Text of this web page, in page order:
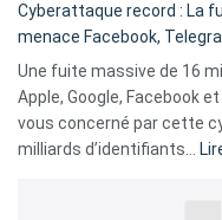
Cyberattaque record : La
menace Facebook,
Une fuite massive de 16
Apple, Google, Facebook
vous concerné par cette
milliards d’identifiants…